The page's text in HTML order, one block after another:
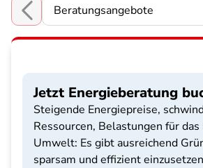
Choose a section
Jetzt Energieberatung
Steigende Energiepreise,
Ressourcen, Belastungen für
Umwelt: Es gibt ausreichend
sparsam und effizient